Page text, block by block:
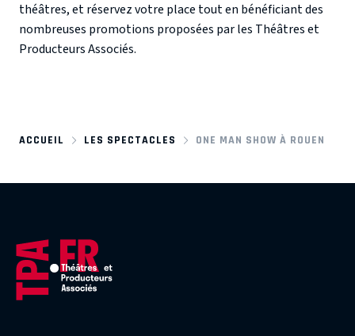
théâtres, et réservez votre place tout en bénéficiant des
nombreuses promotions proposées par les Théâtres et
Producteurs Associés.
ACCUEIL LES SPECTACLES ONE MAN SHOW À ROUEN